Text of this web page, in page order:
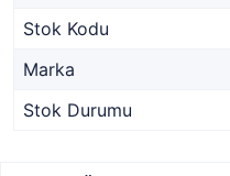
Stok Kodu
Marka
Stok Durumu